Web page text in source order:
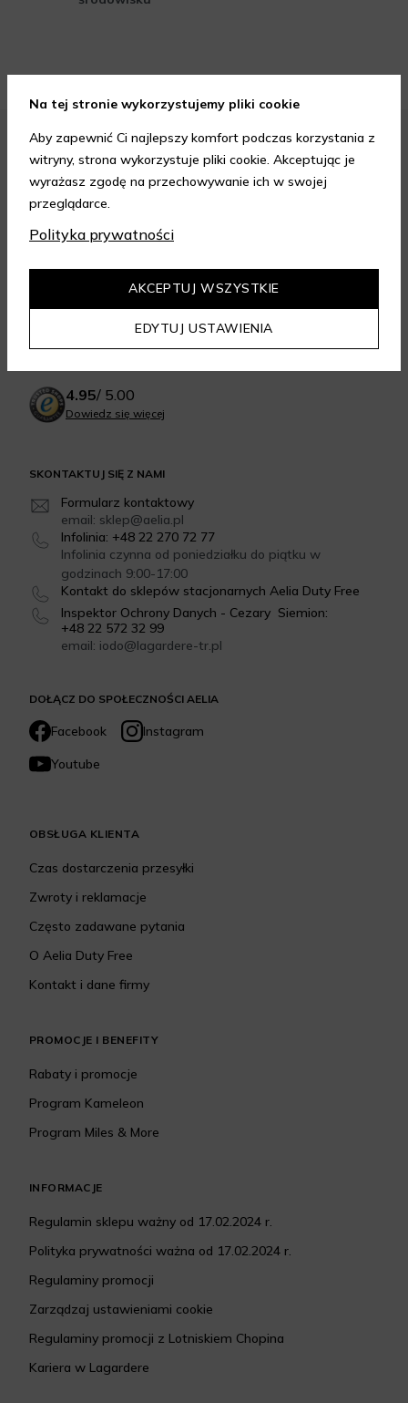
DOŁĄCZ DO SPOŁECZNOŚCI AELIA
Facebook
Instagram
Youtube
SKONTAKTUJ SIĘ Z NAMI
Formularz kontaktowy
email: sklep@aelia.pl
Infolinia: +48 22 270 72 77
Infolinia czynna od poniedziałku do piątku w
godzinach 9:00-17:00
Kontakt do sklepów stacjonarnych Aelia Duty Free
Inspektor Ochrony Danych - Cezary Siemion:
+48 22 572 32 99
email: iodo@lagardere-tr.pl
FORMY PŁATNOŚCI
OBSŁUGA KLIENTA
Czas dostarczenia przesyłki
Zwroty i reklamacje
Często zadawane pytania
O Aelia Duty Free
Kontakt i dane firmy
PROMOCJE I BENEFITY
Rabaty i promocje
Program Kameleon
Program Miles & More
INFORMACJE
Regulamin sklepu ważny od 17.02.2024 r.
Polityka prywatności ważna od 17.02.2024 r.
Regulaminy promocji
Zarządzaj ustawieniami cookie
Regulaminy promocji z Lotniskiem Chopina
Kariera w Lagardere
4.95/ 5.00
Dowiedz się więcej
Na tej stronie wykorzystujemy pliki cookie
Aby zapewnić Ci najlepszy komfort podczas korzystania z
witryny, strona wykorzystuje pliki cookie. Akceptując je
wyrażasz zgodę na przechowywanie ich w swojej
przeglądarce.
Polityka prywatności
EDYTUJ USTAWIENIA
AKCEPTUJ WSZYSTKIE